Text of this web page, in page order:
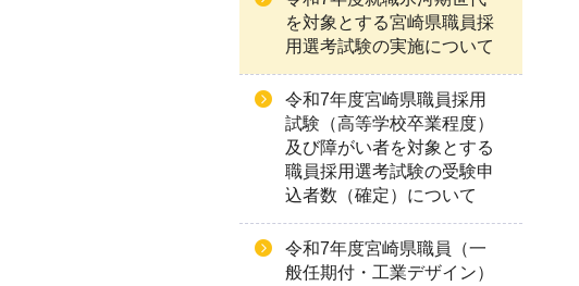
を対象とする宮崎県職員採
用選考試験の実施について
令和7年度宮崎県職員採用
試験（高等学校卒業程度）
及び障がい者を対象とする
職員採用選考試験の受験申
込者数（確定）について
令和7年度宮崎県職員（一
般任期付・工業デザイン）